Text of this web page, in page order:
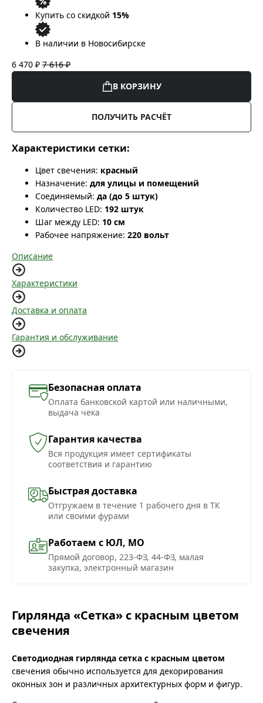
Купить со скидкой 15%
В наличии в Новосибирске
6 470 ₽ 7 616 ₽
В КОРЗИНУ
ПОЛУЧИТЬ РАСЧЁТ
Характеристики сетки:
Цвет свечения: красный
Назначение: для улицы и помещений
Соединяемый: да (до 5 штук)
Количество LED: 192 штук
Шаг между LED: 10 см
Рабочее напряжение: 220 вольт
Описание
Характеристики
Доставка и оплата
Гарантия и обслуживание
Безопасная оплата
Оплата банковской картой или наличными,
выдача чека
Гарантия качества
Вся продукция имеет сертификаты
соответствия и гарантию
Быстрая доставка
Отгружаем в течение 1 рабочего дня в ТК
или своими фурами
Работаем с ЮЛ, МО
Прямой договор, 223-ФЗ, 44-ФЗ, малая
закупка, электронный магазин
Гирлянда «Сетка» с красным цветом
свечения
Светодиодная гирлянда сетка с красным цветом
свечения обычно используется для декорирования
оконных зон и различных архитектурных форм и фигур.